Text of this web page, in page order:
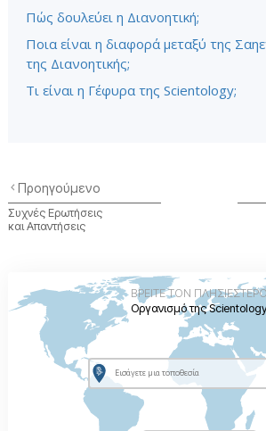
Πώς δουλεύει η Διανοητική;
Ποια είναι η διαφορά μεταξύ της
της Διανοητικής;
Τι είναι η Γέφυρα της Scientology;
Προηγούμενο
Συχνές Ερωτήσεις
και Απαντήσεις
ΒΡΕΙΤΕ ΤΟΝ ΠΛΗΣΙΕΣΤΕΡΟ
Οργανισμό της